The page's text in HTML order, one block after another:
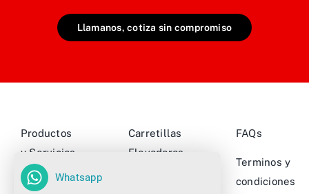
Llamanos, cotiza sin compromiso
Productos
y Servicios
Nuestros
Carretillas
Elevadoras
FAQs
Terminos y
condiciones
Whatsapp